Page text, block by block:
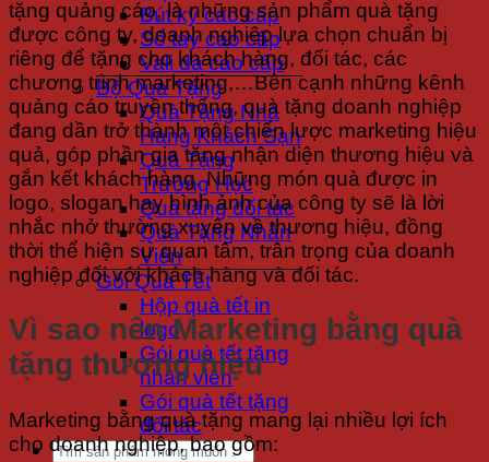
Bút ký cao cấp
Sổ tay cao cấp
Vali da cao cấp
Bộ Quà Tặng
Quà Tặng Nhà
Hàng Khách Sạn
Quà Tặng
Trường Học
Quà tặng đối tác
Quà Tặng Nhân
Viên
Gói Quà Tết
Hộp quà tết in
logo
Gói quà tết tặng
nhân viên
Gói quà tết tặng
đối tác
Tìm
tặng quảng cáo, là những sản phẩm quà tặng
được công ty, doanh nghiệp lựa chọn chuẩn bị
riêng để tặng cho khách hàng, đối tác, các
chương trình marketing,…Bên cạnh những kênh
quảng cáo truyền thống, quà tặng doanh nghiệp
đang dần trở thành một chiến lược marketing hiệu
quả, góp phần gia tăng nhận diện thương hiệu và
gắn kết khách hàng. Những món quà được in
logo, slogan hay hình ảnh của công ty sẽ là lời
nhắc nhở thường xuyên về thương hiệu, đồng
thời thể hiện sự quan tâm, trân trọng của doanh
nghiệp đối với khách hàng và đối tác.
Vì sao nên Marketing bằng quà
tặng thương hiệu
Marketing bằng quà tặng mang lại nhiều lợi ích
cho doanh nghiệp, bao gồm: